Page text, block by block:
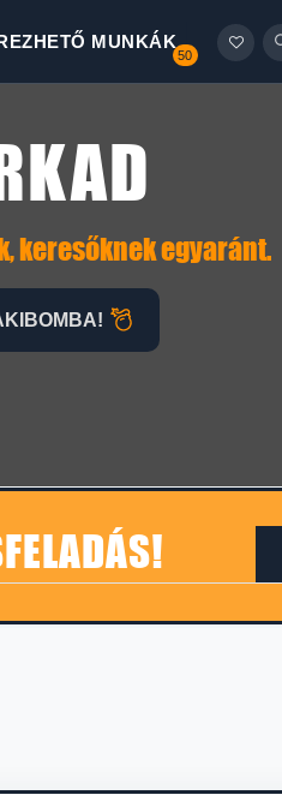
MUNKÁK
50
keresőknek egyaránt.